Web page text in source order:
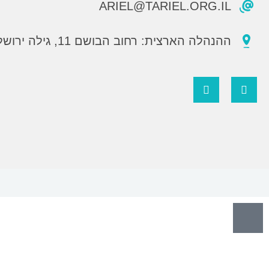
ARIEL@TARIEL.ORG.IL
ההנהלה הארצית: רחוב הבושם 11, גילה ירושלים